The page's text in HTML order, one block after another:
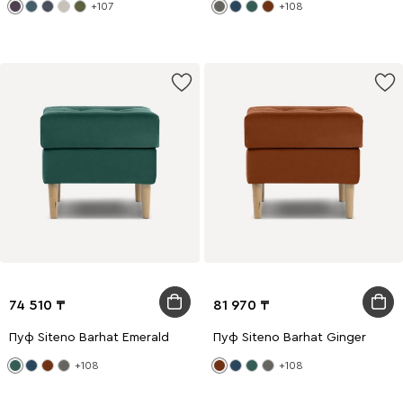
+107 +108
74 510
Пуф Siteno Barhat Emerald
+108
81 970
Пуф Siteno Barhat Ginger
+108